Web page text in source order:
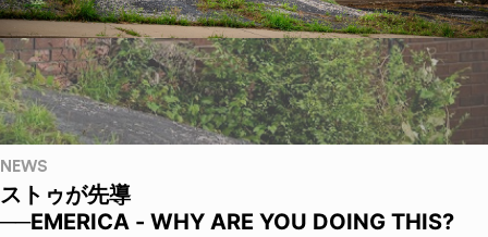
NEWS
ストゥが先導
──EMERICA - WHY ARE YOU DOING THIS?